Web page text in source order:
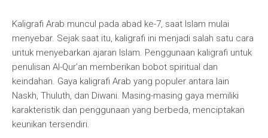
Kaligrafi Arab muncul pada abad ke-7, saat Islam mulai
menyebar. Sejak saat itu, kaligrafi ini menjadi salah satu cara
untuk menyebarkan ajaran Islam. Penggunaan kaligrafi untuk
penulisan Al-Qur’an memberikan bobot spiritual dan
keindahan. Gaya kaligrafi Arab yang populer antara lain
Naskh, Thuluth, dan Diwani. Masing-masing gaya memiliki
karakteristik dan penggunaan yang berbeda, menciptakan
keunikan tersendiri.